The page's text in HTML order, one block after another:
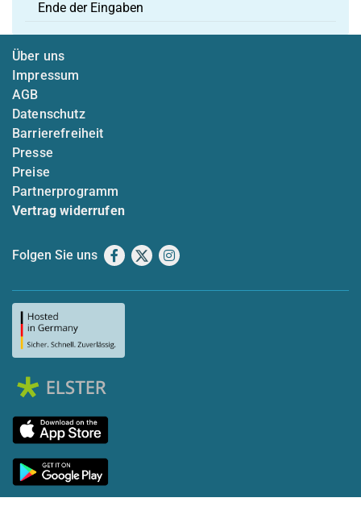
Ende der Eingaben
Über uns
Impressum
AGB
Datenschutz
Barrierefreiheit
Presse
Preise
Partnerprogramm
Vertrag widerrufen
Folgen Sie uns Facebook
X Instagram